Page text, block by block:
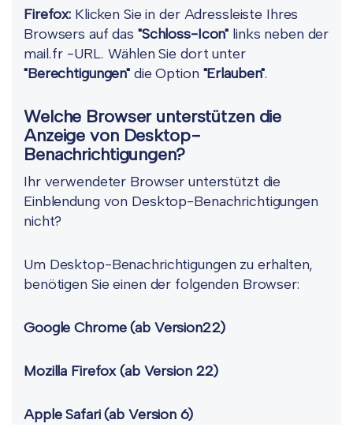
Firefox: Klicken Sie in der Adressleiste Ihres
Browsers auf das "Schloss-Icon" links neben der
mail.fr -URL. Wählen Sie dort unter
"Berechtigungen" die Option "Erlauben".
Welche Browser unterstützen die
Anzeige von Desktop-
Benachrichtigungen?
Ihr verwendeter Browser unterstützt die
Einblendung von Desktop-Benachrichtigungen
nicht?
Um Desktop-Benachrichtigungen zu erhalten,
benötigen Sie einen der folgenden Browser:
Google Chrome (ab Version22)
Mozilla Firefox (ab Version 22)
Apple Safari (ab Version 6)